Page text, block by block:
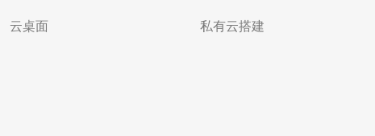
云桌面 私有云搭建